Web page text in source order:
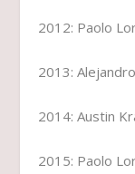
2012: Paolo
2013:
2014: Austin
2015: Paolo